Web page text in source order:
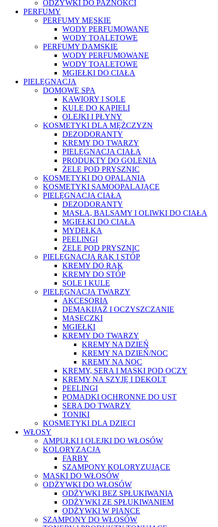
ODŻYWKI DO PAZNOKCI
PERFUMY
PERFUMY MĘSKIE
WODY PERFUMOWANE
WODY TOALETOWE
PERFUMY DAMSKIE
WODY PERFUMOWANE
WODY TOALETOWE
MGIEŁKI DO CIAŁA
PIELĘGNACJA
DOMOWE SPA
KAWIORY I SOLE
KULE DO KĄPIELI
OLEJKI I PŁYNY
KOSMETYKI DLA MĘŻCZYZN
DEZODORANTY
KREMY DO TWARZY
PIELĘGNACJA CIAŁA
PRODUKTY DO GOLENIA
ŻELE POD PRYSZNIC
KOSMETYKI DO OPALANIA
KOSMETYKI SAMOOPALAJĄCE
PIELĘGNACJA CIAŁA
DEZODORANTY
MASŁA, BALSAMY I OLIWKI DO CIAŁA
MGIEŁKI DO CIAŁA
MYDEŁKA
PEELINGI
ŻELE POD PRYSZNIC
PIELĘGNACJA RĄK I STÓP
KREMY DO RĄK
KREMY DO STÓP
SOLE I KULE
PIELĘGNACJA TWARZY
AKCESORIA
DEMAKIJAŻ I OCZYSZCZANIE
MASECZKI
MGIEŁKI
KREMY DO TWARZY
KREMY NA DZIEŃ
KREMY NA DZIEŃ/NOC
KREMY NA NOC
KREMY, SERA I MASKI POD OCZY
KREMY NA SZYJĘ I DEKOLT
PEELINGI
POMADKI OCHRONNE DO UST
SERA DO TWARZY
TONIKI
KOSMETYKI DLA DZIECI
WŁOSY
AMPUŁKI I OLEJKI DO WŁOSÓW
KOLORYZACJA
FARBY
SZAMPONY KOLORYZUJĄCE
MASKI DO WŁOSÓW
ODŻYWKI DO WŁOSÓW
ODŻYWKI BEZ SPŁUKIWANIA
ODŻYWKI ZE SPŁUKIWANIEM
ODŻYWKI W PIANCE
SZAMPONY DO WŁOSÓW